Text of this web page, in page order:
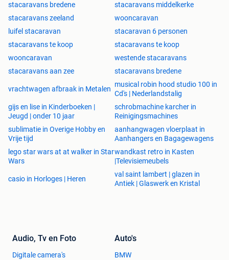
stacaravans bredene
stacaravans middelkerke
stacaravans zeeland
wooncaravan
luifel stacaravan
stacaravan 6 personen
stacaravans te koop
stacaravans te koop
wooncaravan
westende stacaravans
stacaravans aan zee
stacaravans bredene
vrachtwagen afbraak in Metalen
musical robin hood studio 100 in
Cd's | Nederlandstalig
gijs en lise in Kinderboeken |
Jeugd | onder 10 jaar
schrobmachine karcher in
Reinigingsmachines
sublimatie in Overige Hobby en
Vrije tijd
aanhangwagen vloerplaat in
Aanhangers en Bagagewagens
lego star wars at at walker in Star
Wars
wandkast retro in Kasten
|Televisiemeubels
casio in Horloges | Heren
val saint lambert | glazen in
Antiek | Glaswerk en Kristal
Audio, Tv en Foto
Digitale camera's
Auto's
BMW